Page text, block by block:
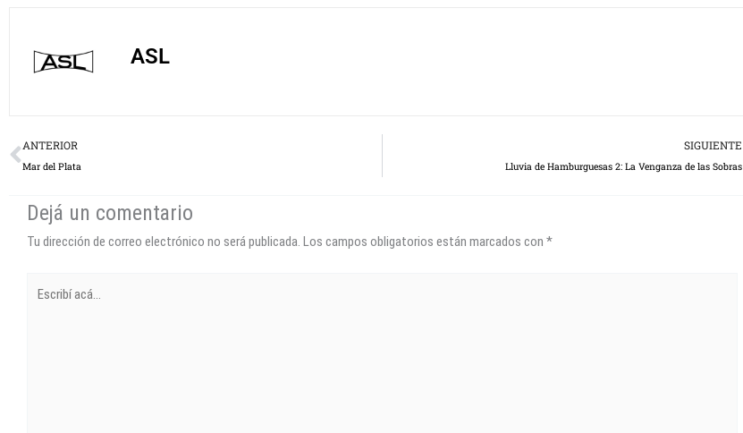
ASL
Prev
ANTERIOR
Mar del Plata
SIGUIENTE
Lluvia de Hamburguesas 2: La Venganza de las Sobras
Dejá un comentario
Tu dirección de correo electrónico no será publicada. Los campos obligatorios están marcados con *
acá...